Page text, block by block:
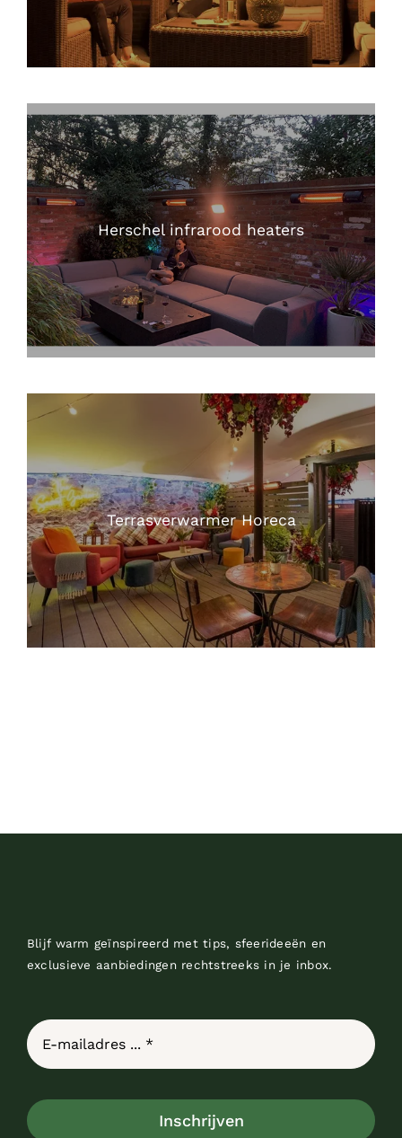
Herschel infrarood heaters
Terrasverwarmer Horeca
Blijf warm geïnspireerd met tips, sfeerideeën en
exclusieve aanbiedingen rechtstreeks in je inbox.
Inschrijven